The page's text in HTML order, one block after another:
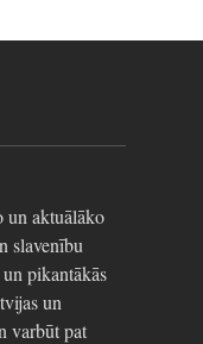
un aktuālāko
slavenību
pikantākās
un
varbūt pat